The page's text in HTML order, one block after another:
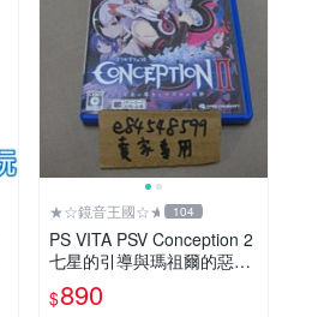
★☆鏡音王國☆★ 104
PS VITA PSV Conception 2
七星的引導與瑪祖爾的惡夢
產子救世錄2 日版日文版 純
日版 二手良品
$890